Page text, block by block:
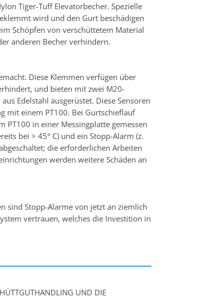
Tiger-Tuff Elevatorbecher. Spezielle
wird und den Gurt beschädigen
Schöpfen von verschüttetem Material
anderen Becher verhindern.
Diese Klemmen verfügen über
und bieten mit zwei M20-
Edelstahl ausgerüstet. Diese Sensoren
mit einem PT100. Bei Gurtschieflauf
in einer Messingplatte gemessen
bei > 45° C) und ein Stopp-Alarm (z.
die erforderlichen Arbeiten
werden weitere Schäden an
sind Stopp-Alarme von jetzt an ziemlich
vertrauen, welches die Investition in
UND DIE